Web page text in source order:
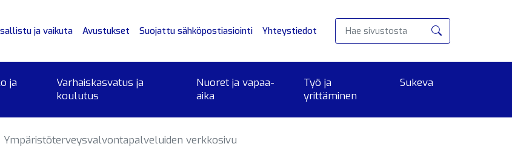
ja vaikuta Avustukset Suojattu sähköpostiasiointi Yhteystiedot
Hae
ja
Varhaiskasvatus ja
koulutus
Nuoret ja vapaa-
aika
Työ ja
yrittäminen
Sukeva
Ympäristöterveysvalvontapalveluiden verkkosivu